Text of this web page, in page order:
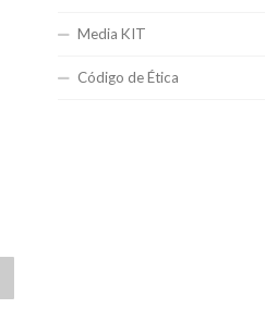
Media KIT
Código de Ética